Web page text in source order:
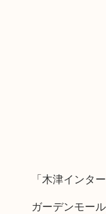
「木津インタ
ガーデンモー